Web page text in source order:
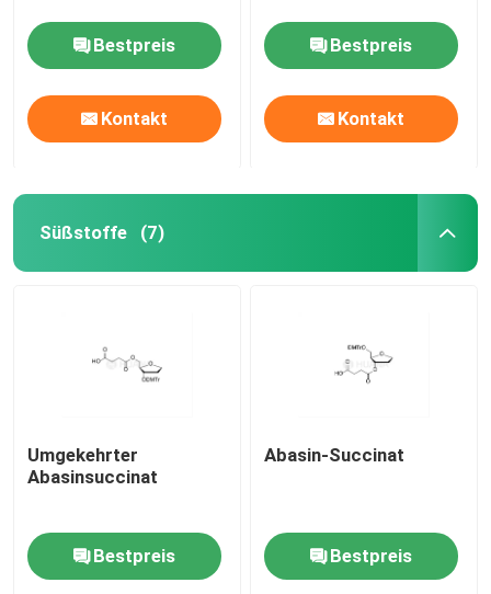
Bestpreis
Kontakt
Bestpreis
Kontakt
Süßstoffe (7)
Umgekehrter
Abasinsuccinat
Bestpreis
Abasin-Succinat
Bestpreis